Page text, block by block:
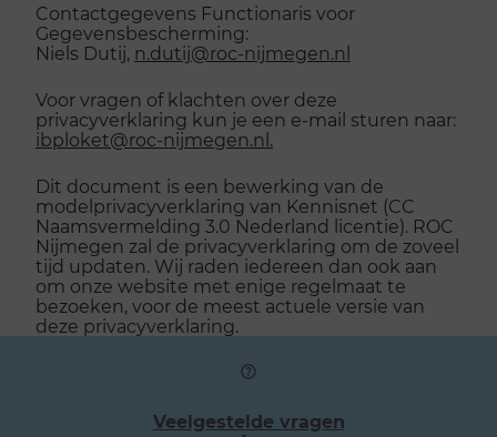
Contactgegevens Functionaris voor
Gegevensbescherming:
Niels Dutij, n.dutij@roc-nijmegen.nl
Voor vragen of klachten over deze
privacyverklaring kun je een e-mail sturen naar:
ibploket@roc-nijmegen.nl.
Dit document is een bewerking van de
modelprivacyverklaring van Kennisnet (CC
Naamsvermelding 3.0 Nederland licentie). ROC
Nijmegen zal de privacyverklaring om de zoveel
tijd updaten. Wij raden iedereen dan ook aan
om onze website met enige regelmaat te
bezoeken, voor de meest actuele versie van
deze privacyverklaring.
Veelgestelde vragen